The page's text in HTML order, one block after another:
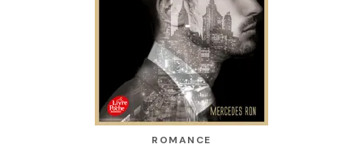
ROMANCE